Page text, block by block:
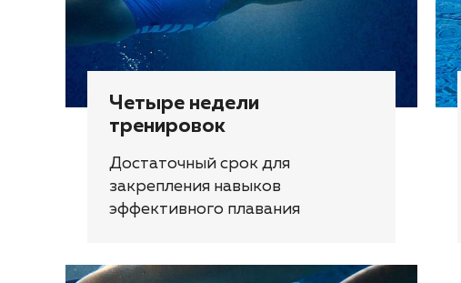
Четыре недели
тренировок
Достаточный срок для
закрепления навыков
эффективного плавания